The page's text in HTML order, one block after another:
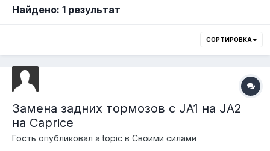
Найдено: 1 результат
СОРТИРОВКА
Замена задних тормозов с JA1 на JA2
на Caprice
Гость опубликовал a topic в Своими силами